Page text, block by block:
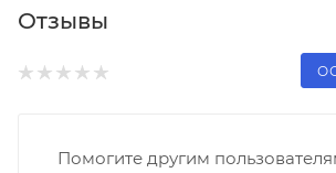
Отзывы
Помогите другим